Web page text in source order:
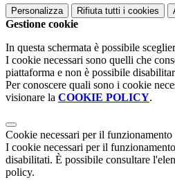
Personalizza Rifiuta tutti i cookies
Gestione cookie
In questa schermata è possibile
I cookie necessari sono quelli che
piattaforma e non è possibile
Per conoscere quali sono i cookie
visionare la COOKIE POLICY.
Cookie necessari per il funzionamento
I cookie necessari per il
disabilitati. È possibile consultare
policy.